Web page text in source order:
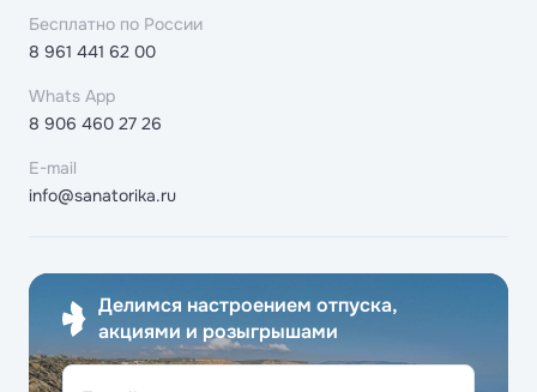
Бесплатно по России
8 961 441 62 00
Whats App
8 906 460 27 26
E-mail
info@sanatorika.ru
Делимся настроением отпуска,
акциями и розыгрышами